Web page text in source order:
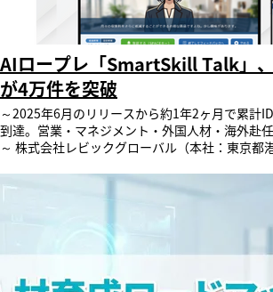
＞要対応のタスクを自動で案内する「頼れる人
プロセスの進捗確認や、期限が近い評価承認・
ど、組織全体の運用において人事担当者が対応
ン時にチャット上で自動案内。対象者や案件を
き、必要な対応にすぐ着手できる環境を支えます
に必要な確認事項を逃さない「経営の伴走パート
終承認や、重要な人事案件に関する確認・承認
すべきタスクを、ログイン時にチャット上で自
ボードを都度確認せずとも、対応すべき事項を
す。 「AIナビゲーター」の3つの特長 ＜１＞ 管
らの解放と、社員の能動的な活用 これまで人事
手動で行っていた「評価を期限までに入力して
れた研修を消化してください」といった個別の
ターがシステム内で自動的に代行します。管理
同時に、社員にとっては「自身の成長のための
ため、やらされるタレントマネジメントから、
AIロープレ「SmartSkill Talk」
が4万件を突破
～2025年6月のリリースから約1年2ヶ月で累計
到達。営業・マネジメント・外国人材・海外赴
～ 株式会社レビックグローバル（本社：東京都
用した双方向ロープレツール「SmartSkill Talk
ク）」について、2025年6月のリリースから約1
数が42,026件（4万件突破）に到達したことをお
手生命保険会社をはじめ、地方銀行、大手製薬
ー、大手派遣会社など、業界を問わず導入が進
1on1トレーニングなど、各社の課題に応じた